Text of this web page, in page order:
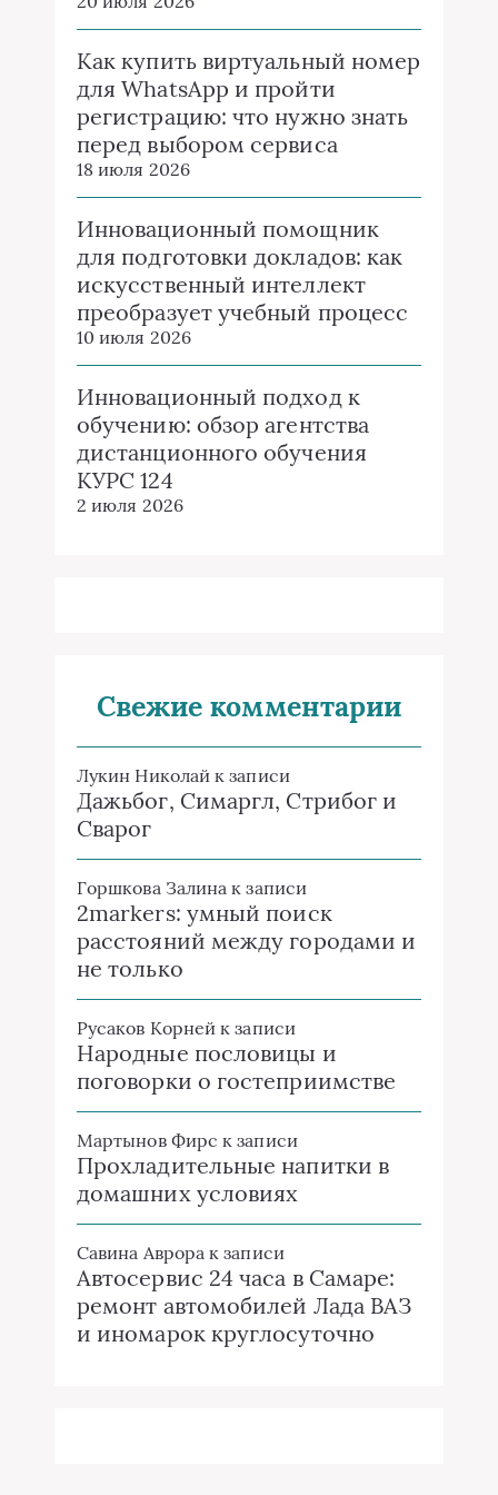
Как купить виртуальный номер
для WhatsApp и пройти
регистрацию: что нужно знать
перед выбором сервиса
18 июля 2026
Инновационный помощник
для подготовки докладов: как
искусственный интеллект
преобразует учебный процесс
10 июля 2026
Инновационный подход к
обучению: обзор агентства
дистанционного обучения
КУРС 124
2 июля 2026
Свежие комментарии
Лукин Николай к записи
Дажьбог, Симаргл, Стрибог и
Сварог
Горшкова Залина к записи
2markers: умный поиск
расстояний между городами и
не только
Русаков Корней к записи
Народные пословицы и
поговорки о гостеприимстве
Мартынов Фирс к записи
Прохладительные напитки в
домашних условиях
Савина Аврора к записи
Автосервис 24 часа в Самаре:
ремонт автомобилей Лада ВАЗ
и иномарок круглосуточно